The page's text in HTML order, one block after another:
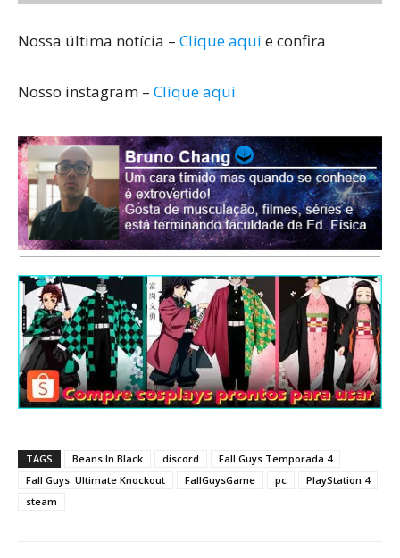
Nossa última notícia – Clique aqui e confira
Nosso instagram – Clique aqui
TAGS Beans In Black discord
Fall Guys Temporada 4
Fall Guys: Ultimate Knockout
FallGuysGame pc
PlayStation 4
steam